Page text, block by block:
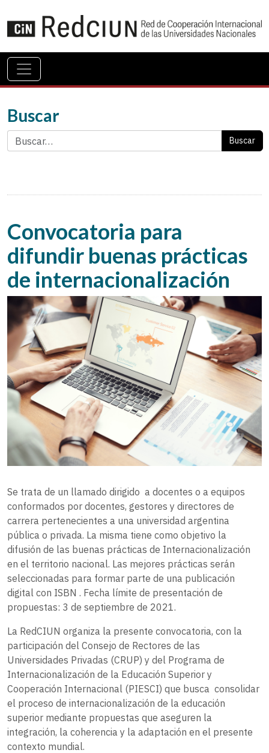
Buscar
Buscar
Convocatoria para
difundir buenas prácticas
de internacionalización
Se trata de un llamado dirigido a docentes o a equipos
conformados por docentes, gestores y directores de
carrera pertenecientes a una universidad argentina
pública o privada. La misma tiene como objetivo la
difusión de las buenas prácticas de Internacionalización
en el territorio nacional. Las mejores prácticas serán
seleccionadas para formar parte de una publicación
digital con ISBN . Fecha límite de presentación de
propuestas: 3 de septiembre de 2021.
La RedCIUN organiza la presente convocatoria, con la
participación del Consejo de Rectores de las
Universidades Privadas (CRUP) y del Programa de
Internacionalización de la Educación Superior y
Cooperación Internacional (PIESCI) que busca consolidar
el proceso de internacionalización de la educación
superior mediante propuestas que aseguren la
integración, la coherencia y la adaptación en el presente
contexto mundial.